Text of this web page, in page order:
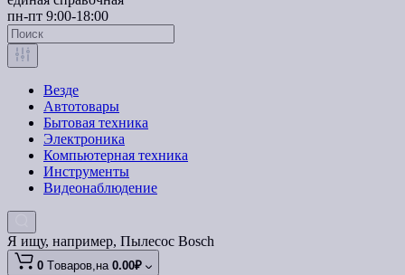
пн-пт 9:00-18:00
Везде
Автотовары
Бытовая техника
Электроника
Компьютерная техника
Инструменты
Видеонаблюдение
Я ищу, например, Пылесос Bosch
0 Tоваров,на 0.00₽